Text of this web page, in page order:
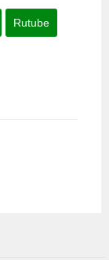
Rutube